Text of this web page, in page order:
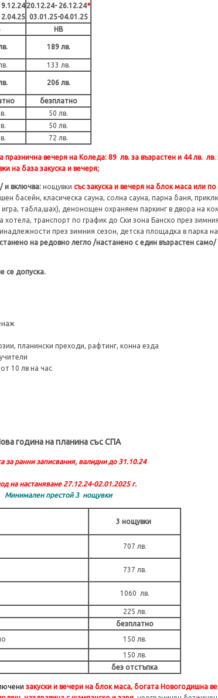
20.12.24- 26.12.24*
03.01.25-04.01.25
НВ
189 лв.
133 лв.
206 лв.
безплатно
50 лв.
50 лв.
72 лв.
вечеря на Коледа: 89 лв. за възрастен и 44 лв. лв.
на база закуска и вечеря;
и включва: нощувки със закуска и вечеря на блок маса или
басейн, класическа сауна, солна сауна, парна баня,
табла,шах), денонощен охраняем паркинг в двора на
транспорт по график до Ски зона Банско през
през зимния сезон, детска площадка в парка
на редовно легло /настанено с един възрастен
се допуска.
планински преходи, рафтинг, конна езда
10 лв на час
година на планина със СПА
за ранни записвания, валидни до 31.10.24
на настаняване 27.12.24-02.01.2025 г.
Минимален престой 3 нощувки
3 нощувки
707 лв.
737 лв.
1060 лв.
225 лв.
безплатно
150 лв.
150 лв.
без отстъпка
закуски и вечери на блок маса, богата Новогодишна